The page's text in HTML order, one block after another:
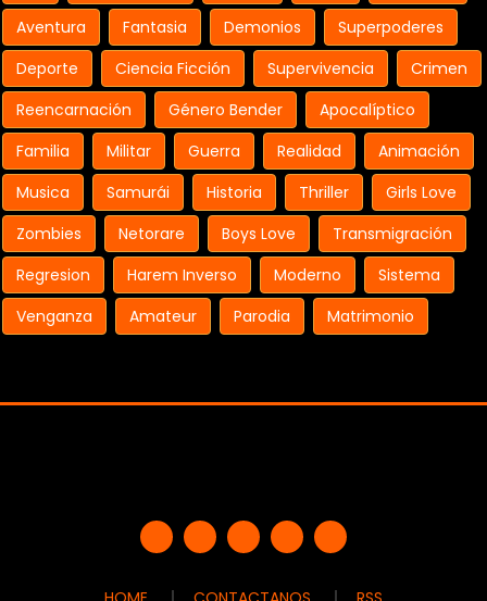
Aventura
Fantasia Demonios
Superpoderes
Deporte
Ciencia Ficción Supervivencia
Crimen
Reencarnación
Género Bender
Apocalíptico
Familia
Militar Guerra Realidad
Animación
Musica
Samurái Historia Thriller
Girls Love
Zombies
Netorare Boys Love
Transmigración
Regresion
Harem Inverso Moderno
Sistema
Venganza
Amateur Parodia Matrimonio